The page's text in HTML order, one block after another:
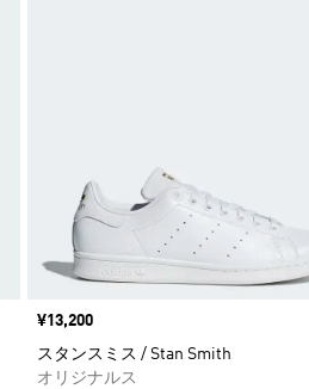
価格
¥13,200
スタンスミス / Stan Smith
オリジナルス